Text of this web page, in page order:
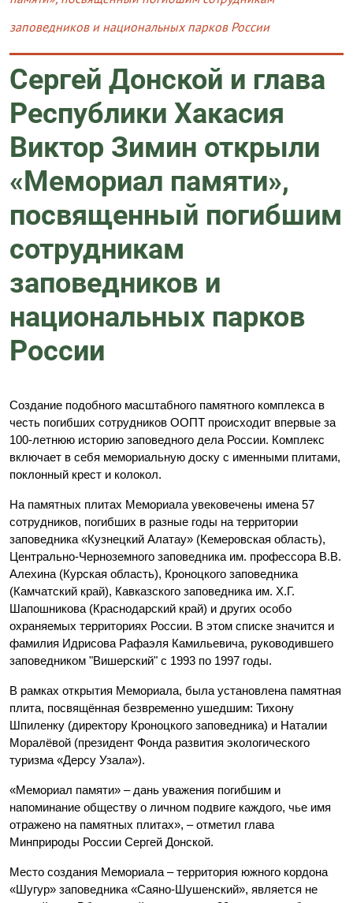
заповедников и национальных парков России
Сергей Донской и глава
Республики Хакасия
Виктор Зимин открыли
«Мемориал памяти»,
посвященный погибшим
сотрудникам
заповедников и
национальных парков
России
Создание подобного масштабного памятного комплекса в
честь погибших сотрудников ООПТ происходит впервые за
100-летнюю историю заповедного дела России. Комплекс
включает в себя мемориальную доску с именными плитами,
поклонный крест и колокол.
На памятных плитах Мемориала увековечены имена 57
сотрудников, погибших в разные годы на территории
заповедника «Кузнецкий Алатау» (Кемеровская область),
Центрально-Черноземного заповедника им. профессора В.В.
Алехина (Курская область), Кроноцкого заповедника
(Камчатский край), Кавказского заповедника им. Х.Г.
Шапошникова (Краснодарский край) и других особо
охраняемых территориях России. В этом списке значится и
фамилия Идрисова Рафаэля Камильевича, руководившего
заповедником "Вишерский" с 1993 по 1997 годы.
В рамках открытия Мемориала, была установлена памятная
плита, посвящённая безвременно ушедшим: Тихону
Шпиленку (директору Кроноцкого заповедника) и Наталии
Моралёвой (президент Фонда развития экологического
туризма «Дерсу Узала»).
«Мемориал памяти» – дань уважения погибшим и
напоминание обществу о личном подвиге каждого, чье имя
отражено на памятных плитах», – отметил глава
Минприроды России Сергей Донской.
Место создания Мемориала – территория южного кордона
«Шугур» заповедника «Саяно-Шушенский», является не